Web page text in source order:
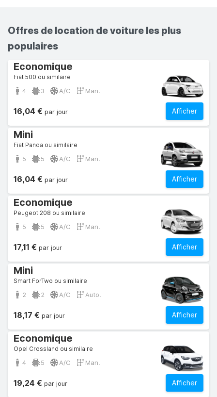
Offres de location de voiture les plus
populaires
Economique
Fiat 500 ou similaire
4 3 A/C Man.
Afficher
16,04 € par jour
Mini
Fiat Panda ou similaire
5 5 A/C Man.
Afficher
16,04 € par jour
Economique
Peugeot 208 ou similaire
5 5 A/C Man.
Afficher
17,11 € par jour
Mini
Smart ForTwo ou similaire
2 2 A/C Auto.
Afficher
18,17 € par jour
Economique
Opel Crossland ou similaire
4 5 A/C Man.
Afficher
19,24 € par jour